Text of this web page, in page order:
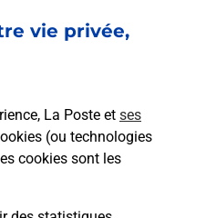
vie privée,
La Poste et ses
(ou technologies
cookies sont les
ou reconditionné